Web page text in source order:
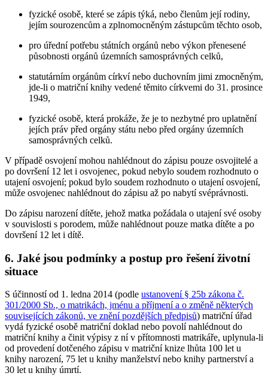
fyzické osobě, které se zápis týká, nebo členům její rodiny,
jejím sourozencům a zplnomocněným zástupcům těchto osob,
pro úřední potřebu státních orgánů nebo výkon přenesené
působnosti orgánů územních samosprávných celků,
statutárním orgánům církví nebo duchovním jimi zmocněným,
jde-li o matriční knihy vedené těmito církvemi do 31. prosince
1949,
fyzické osobě, která prokáže, že je to nezbytné pro uplatnění
jejích práv před orgány státu nebo před orgány územních
samosprávných celků.
V případě osvojení mohou nahlédnout do zápisu pouze osvojitelé a
po dovršení 12 let i osvojenec, pokud nebylo soudem rozhodnuto o
utajení osvojení; pokud bylo soudem rozhodnuto o utajení osvojení,
může osvojenec nahlédnout do zápisu až po nabytí svéprávnosti.
Do zápisu narození dítěte, jehož matka požádala o utajení své osoby
v souvislosti s porodem, může nahlédnout pouze matka dítěte a po
dovršení 12 let i dítě.
6. Jaké jsou podmínky a postup pro řešení životní
situace
S účinností od 1. ledna 2014 (podle ustanovení § 25b zákona č.
301/2000 Sb., o matrikách, jménu a příjmení a o změně některých
souvisejících zákonů, ve znění pozdějších předpisů) matriční úřad
vydá fyzické osobě matriční doklad nebo povolí nahlédnout do
matriční knihy a činit výpisy z ní v přítomnosti matrikáře, uplynula-li
od provedení dotčeného zápisu v matriční knize lhůta 100 let u
knihy narození, 75 let u knihy manželství nebo knihy partnerství a
30 let u knihy úmrtí.